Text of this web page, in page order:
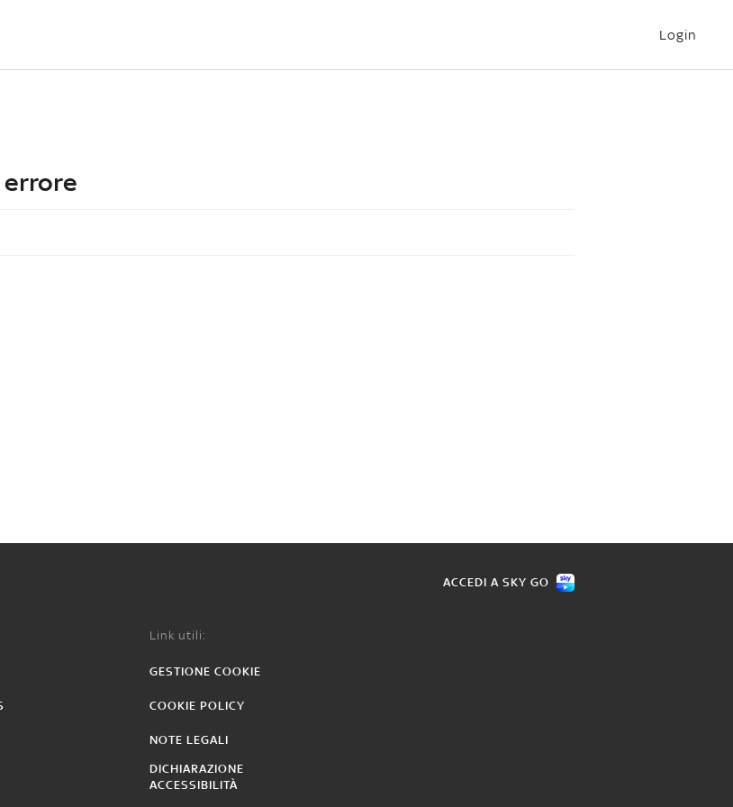
Login
ACCEDI A SKY GO
Link utili:
GESTIONE COOKIE
COOKIE POLICY
NOTE LEGALI
DICHIARAZIONE
ACCESSIBILITÀ